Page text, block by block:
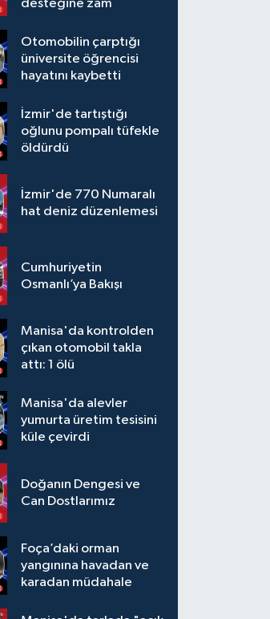
desteğine zam
Otomobilin çarptığı
üniversite öğrencisi
hayatını kaybetti
İzmir'de tartıştığı
oğlunu pompalı tüfekle
öldürdü
İzmir'de 770 Numaralı
hat deniz düzenlemesi
Cumhuriyetin
Osmanlı’ya Bakışı
Manisa'da kontrolden
çıkan otomobil takla
attı: 1 ölü
Manisa'da alevler
yumurta üretim tesisini
küle çevirdi
Doğanın Dengesi ve
Can Dostlarımız
Foça’daki orman
yangınına havadan ve
karadan müdahale